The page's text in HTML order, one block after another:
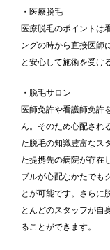
・医療脱毛
医療脱毛のポイントは
ングの時から直接医師
と安心して施術を受け
・脱毛サロン
医師免許や看護師免許
ん。そのため心配され
た脱毛の知識豊富なス
た提携先の病院が存在
ブルが心配なかたでも
とが可能です。さらに
とんどのスタッフが自
ることができます。